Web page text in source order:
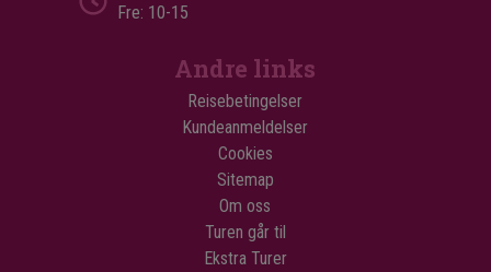
Fre: 10-15
Andre links
Reisebetingelser
Kundeanmeldelser
Cookies
Sitemap
Om oss
Turen går til
Ekstra Turer